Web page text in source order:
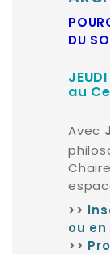
DU
au
Avec
>>
ou
>>